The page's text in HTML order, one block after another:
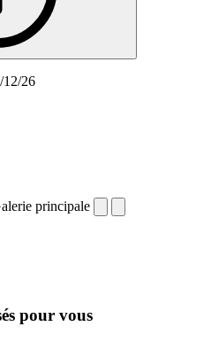
12/26
pour vous